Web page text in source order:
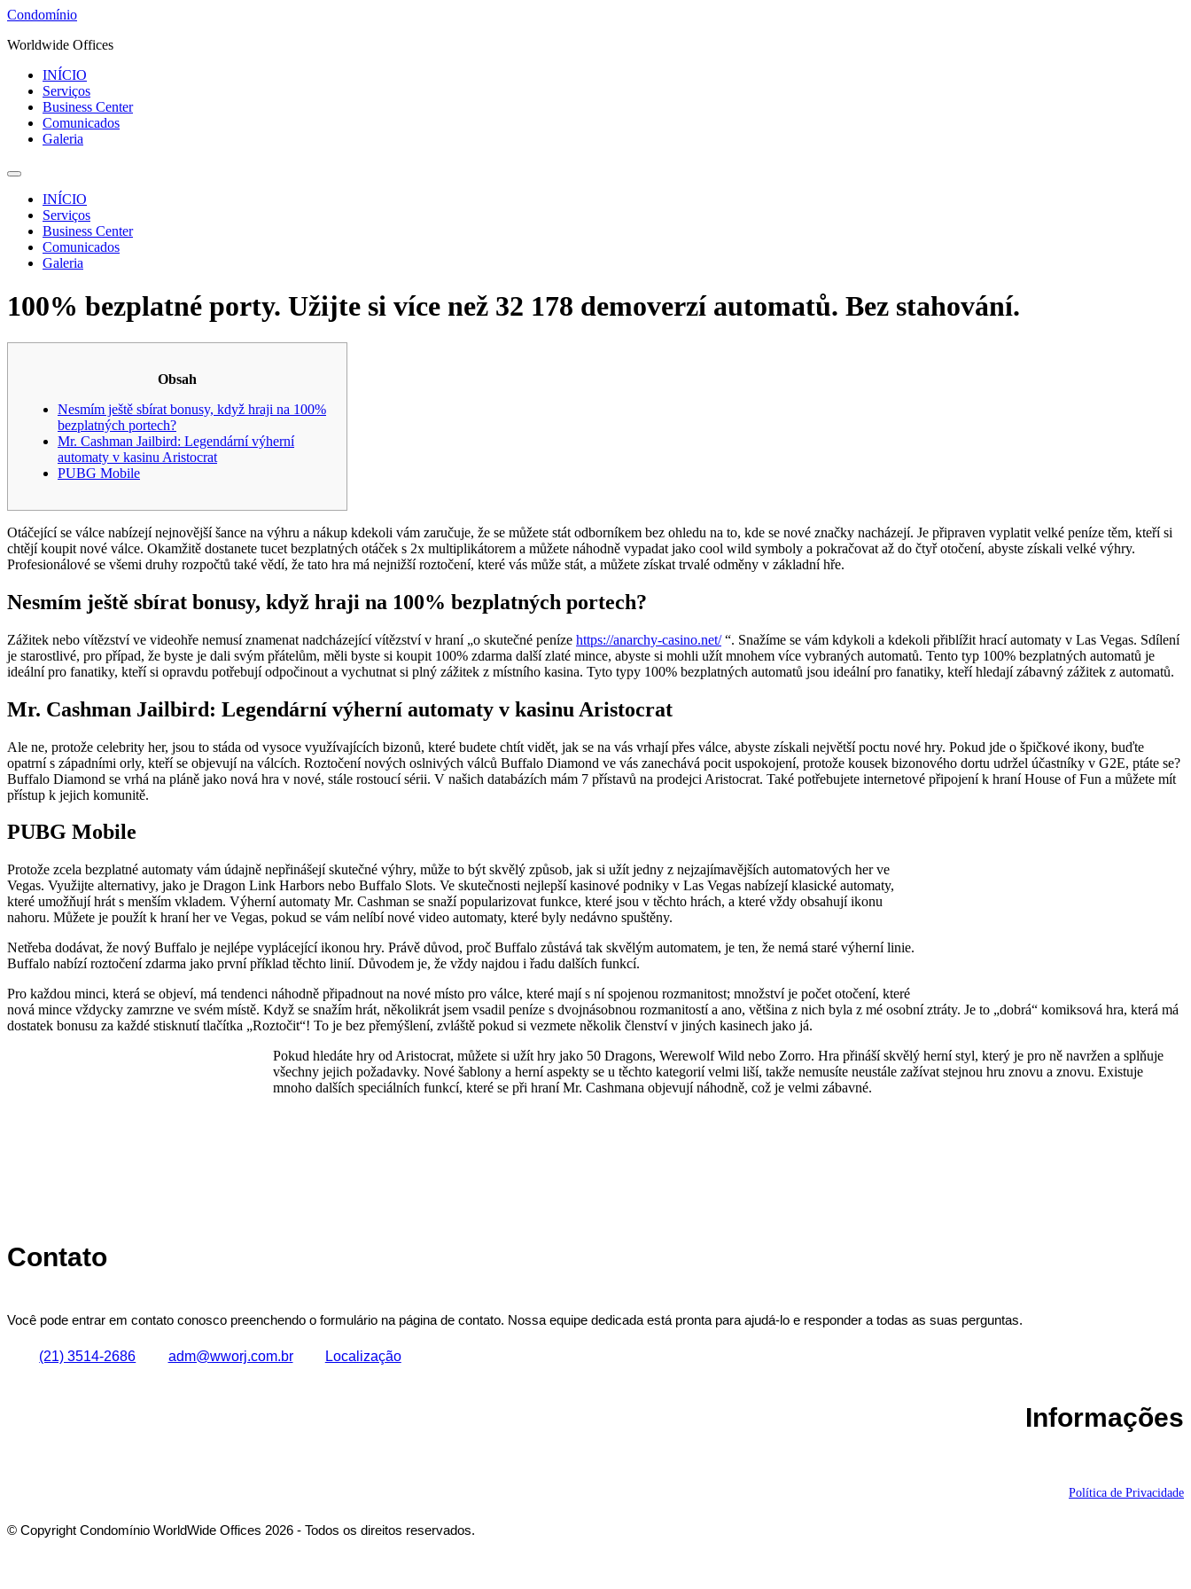
Ir
o
Condomínio
Worldwide Offices
INÍCIO
Serviços
Business Center
Comunicados
Galeria
INÍCIO
Serviços
Business Center
Comunicados
Galeria
100% bezplatné porty. Užijte si více než 32 178 demoverzí automatů. Bez stahování.
Obsah
Nesmím ještě sbírat bonusy, když hraji na 100%
bezplatných portech?
Mr. Cashman Jailbird: Legendární výherní
automaty v kasinu Aristocrat
PUBG Mobile
Otáčející se válce nabízejí nejnovější šance na výhru a nákup kdekoli vám zaručuje, že se můžete stát odborníkem bez ohledu na to, kde se nové značky nacházejí. Je připraven vyplatit velké peníze těm, kteří si
chtějí koupit nové válce. Okamžitě dostanete tucet bezplatných otáček s 2x multiplikátorem a můžete náhodně vypadat jako cool wild symboly a pokračovat až do čtyř otočení, abyste získali velké výhry.
Profesionálové se všemi druhy rozpočtů také vědí, že tato hra má nejnižší roztočení, které vás může stát, a můžete získat trvalé odměny v základní hře.
Nesmím ještě sbírat bonusy, když hraji na 100% bezplatných portech?
Zážitek nebo vítězství ve videohře nemusí znamenat nadcházející vítězství v hraní „o skutečné peníze https://anarchy-casino.net/“. Snažíme se vám kdykoli a kdekoli přiblížit hrací automaty v Las Vegas. Sdílení
je starostlivé, pro případ, že byste je dali svým přátelům, měli byste si koupit 100% zdarma další zlaté mince, abyste si mohli užít mnohem více vybraných automatů. Tento typ 100% bezplatných automatů je
ideální pro fanatiky, kteří si opravdu potřebují odpočinout a vychutnat si plný zážitek z místního kasina. Tyto typy 100% bezplatných automatů jsou ideální pro fanatiky, kteří hledají zábavný zážitek z automatů.
Mr. Cashman Jailbird: Legendární výherní automaty v kasinu Aristocrat
Ale ne, protože celebrity her, jsou to stáda od vysoce využívajících bizonů, které budete chtít vidět, jak se na vás vrhají přes válce, abyste získali největší poctu nové hry. Pokud jde o špičkové ikony, buďte
opatrní s západními orly, kteří se objevují na válcích. Roztočení nových oslnivých válců Buffalo Diamond ve vás zanechává pocit uspokojení, protože kousek bizonového dortu udržel účastníky v G2E, ptáte se?
Buffalo Diamond se vrhá na pláně jako nová hra v nové, stále rostoucí sérii. V našich databázích mám 7 přístavů na prodejci Aristocrat. Také potřebujete internetové připojení k hraní House of Fun a můžete mít
přístup k jejich komunitě.
PUBG Mobile
Protože zcela bezplatné automaty vám údajně nepřinášejí skutečné výhry, může to být skvělý způsob, jak si užít jedny z nejzajímavějších automatových her ve
Vegas. Využijte alternativy, jako je Dragon Link Harbors nebo Buffalo Slots. Ve skutečnosti nejlepší kasinové podniky v Las Vegas nabízejí klasické automaty,
které umožňují hrát s menším vkladem. Výherní automaty Mr. Cashman se snaží popularizovat funkce, které jsou v těchto hrách, a které vždy obsahují ikonu
nahoru. Můžete je použít k hraní her ve Vegas, pokud se vám nelíbí nové video automaty, které byly nedávno spuštěny.
Netřeba dodávat, že nový Buffalo je nejlépe vyplácející ikonou hry. Právě důvod, proč Buffalo zůstává tak skvělým automatem, je ten, že nemá staré výherní linie.
Buffalo nabízí roztočení zdarma jako první příklad těchto linií. Důvodem je, že vždy najdou i řadu dalších funkcí.
Pro každou minci, která se objeví, má tendenci náhodně připadnout na nové místo pro válce, které mají s ní spojenou rozmanitost; množství je počet otočení, které
nová mince vždycky zamrzne ve svém místě. Když se snažím hrát, několikrát jsem vsadil peníze s dvojnásobnou rozmanitostí a ano, většina z nich byla z mé osobní ztráty. Je to „dobrá“ komiksová hra, která má
dostatek bonusu za každé stisknutí tlačítka „Roztočit“! To je bez přemýšlení, zvláště pokud si vezmete několik členství v jiných kasinech jako já.
Pokud hledáte hry od Aristocrat, můžete si užít hry jako 50 Dragons, Werewolf Wild nebo Zorro. Hra přináší skvělý herní styl, který je pro ně navržen a splňuje
všechny jejich požadavky. Nové šablony a herní aspekty se u těchto kategorií velmi liší, takže nemusíte neustále zažívat stejnou hru znovu a znovu. Existuje
mnoho dalších speciálních funkcí, které se při hraní Mr. Cashmana objevují náhodně, což je velmi zábavné.
Contato
Você pode entrar em contato conosco preenchendo o formulário na página de contato. Nossa equipe dedicada está pronta para ajudá-lo e responder a todas as suas perguntas.
(21) 3514-2686 adm@wworj.com.br Localização
Informações
Política de Privacidade
© Copyright Condomínio WorldWide Offices 2026 - Todos os direitos reservados.